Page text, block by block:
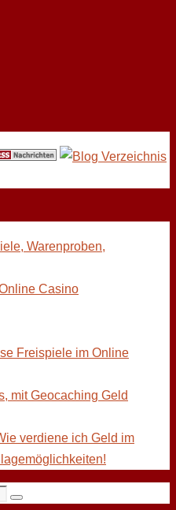
Warenproben,
Casino
Freispiele im Online
mit Geocaching Geld
verdiene ich Geld im
Suchen